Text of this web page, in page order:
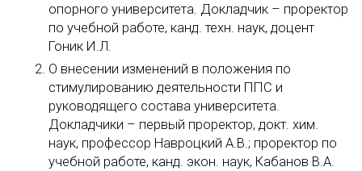
опорного университета. Докладчик – проректор
по учебной работе, канд. техн. наук, доцент
Гоник И.Л.
О внесении изменений в положения по
стимулированию деятельности ППС и
руководящего состава университета.
Докладчики – первый проректор, докт. хим.
наук, профессор Навроцкий А.В.; проректор по
учебной работе, канд. экон. наук, Кабанов В.А.